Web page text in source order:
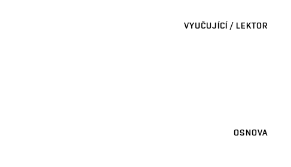
VYUČUJÍCÍ / LEKTOR
OSNOVA